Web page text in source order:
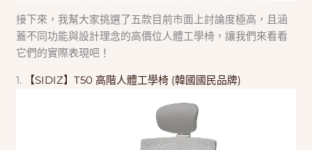
接下來，我幫大家挑選了五款目前市面上討論度極高，且涵
蓋不同功能與設計理念的高價位人體工學椅，讓我們來看看
它們的實際表現吧！
1. 【SIDIZ】T50 高階人體工學椅 (韓國國民品牌)